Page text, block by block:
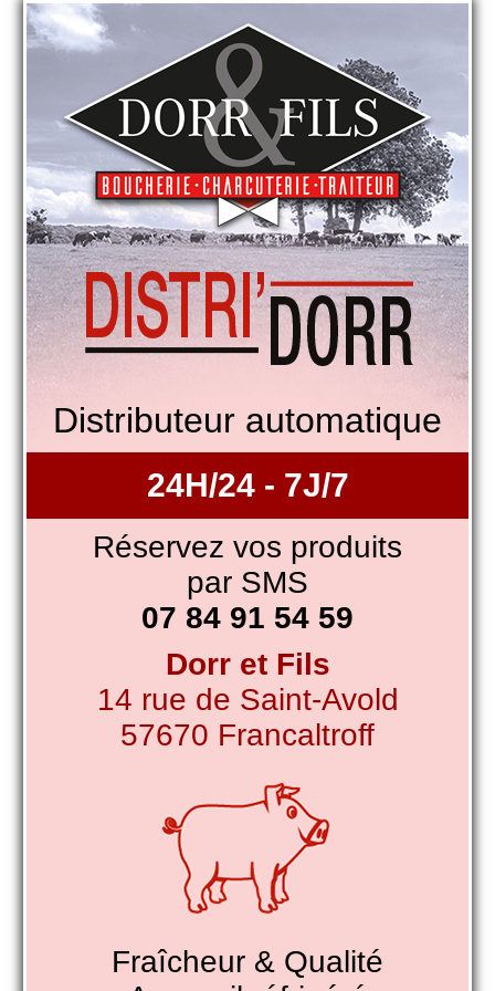
Distributeur automatique
24H/24 - 7J/7
Réservez vos produits
par SMS
07 84 91 54 59
Dorr et Fils
14 rue de Saint-Avold
57670 Francaltroff
Fraîcheur & Qualité